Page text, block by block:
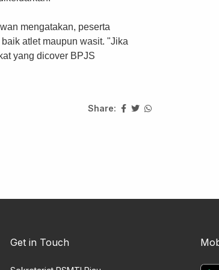
mengatakan, peserta
atlet maupun wasit. "Jika
yang dicover BPJS
Share:
Get in Touch